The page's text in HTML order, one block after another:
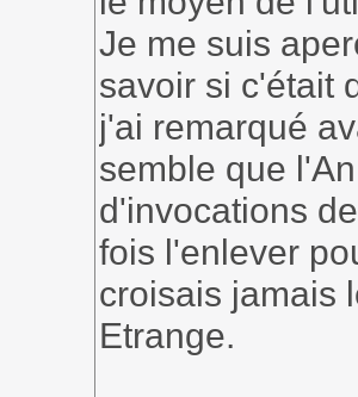
Je me suis
savoir si c'était
j'ai remarqué
semble que
d'invocations
fois l'enlever
croisais jamais
Etrange.